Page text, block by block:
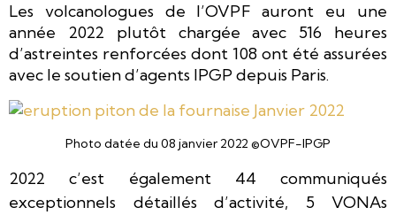
Les volcanologues de l’OVPF auront eu une
année 2022 plutôt chargée avec 516 heures
d’astreintes renforcées dont 108 ont été assurées
avec le soutien d’agents IPGP depuis Paris.
Photo datée du 08 janvier 2022 ©OVPF-IPGP
2022 c’est également 44 communiqués
exceptionnels détaillés d’activité, 5 VONAs